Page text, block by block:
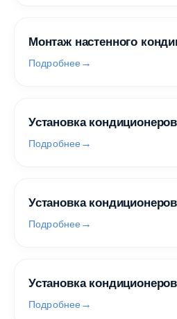
Монтаж настенного
Подробнее
Установка
Подробнее
Установка
Подробнее
Установка
Подробнее